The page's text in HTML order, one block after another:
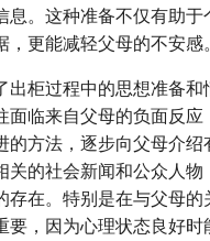
息。这种准备不仅有助于
更能减轻父母的不安感。
出柜过程中的思想准备和
面临来自父母的负面反应
的方法，逐步向父母介绍
关的社会新闻和公众人物
存在。特别是在与父母的
要，因为心理状态良好时